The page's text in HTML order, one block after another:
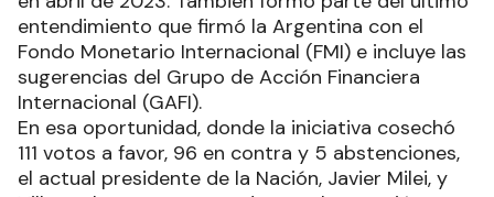
entendimiento que firmó la Argentina con el
Fondo Monetario Internacional (FMI) e incluye las
sugerencias del Grupo de Acción Financiera
Internacional (GAFI).
En esa oportunidad, donde la iniciativa cosechó
111 votos a favor, 96 en contra y 5 abstenciones,
el actual presidente de la Nación, Javier Milei, y